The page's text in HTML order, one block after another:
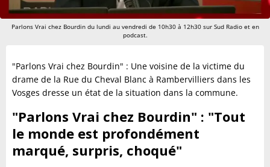
Parlons Vrai chez Bourdin du lundi au vendredi de 10h30 à 12h30 sur Sud Radio et en
podcast.
"Parlons Vrai chez Bourdin" : Une voisine de la victime du
drame de la Rue du Cheval Blanc à Rambervilliers dans les
Vosges dresse un état de la situation dans la commune.
"Parlons Vrai chez Bourdin" : "Tout
le monde est profondément
marqué, surpris, choqué"